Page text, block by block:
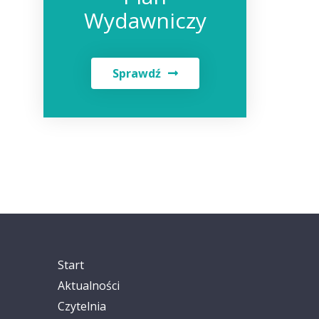
Wydawniczy
Sprawdź
Start
Aktualności
Czytelnia